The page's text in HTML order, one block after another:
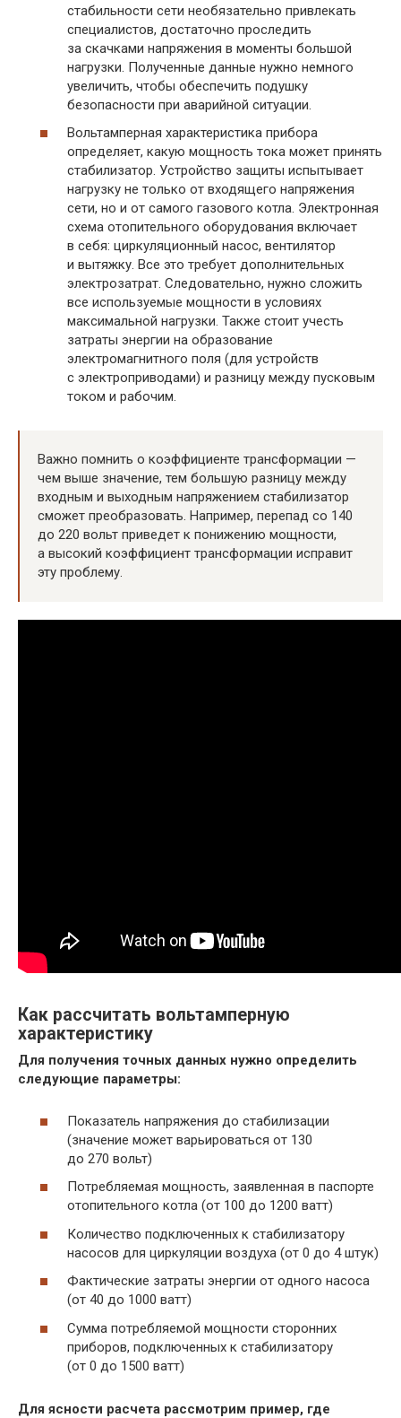
стабильности сети необязательно привлекать
специалистов, достаточно проследить
за скачками напряжения в моменты большой
нагрузки. Полученные данные нужно немного
увеличить, чтобы обеспечить подушку
безопасности при аварийной ситуации.
Вольтамперная характеристика прибора
определяет, какую мощность тока может принять
стабилизатор. Устройство защиты испытывает
нагрузку не только от входящего напряжения
сети, но и от самого газового котла. Электронная
схема отопительного оборудования включает
в себя: циркуляционный насос, вентилятор
и вытяжку. Все это требует дополнительных
электрозатрат. Следовательно, нужно сложить
все используемые мощности в условиях
максимальной нагрузки. Также стоит учесть
затраты энергии на образование
электромагнитного поля (для устройств
с электроприводами) и разницу между пусковым
током и рабочим.
Важно помнить о коэффициенте трансформации —
чем выше значение, тем большую разницу между
входным и выходным напряжением стабилизатор
сможет преобразовать. Например, перепад со 140
до 220 вольт приведет к понижению мощности,
а высокий коэффициент трансформации исправит
эту проблему.
Как рассчитать вольтамперную
характеристику
Для получения точных данных нужно определить
следующие параметры:
Показатель напряжения до стабилизации
(значение может варьироваться от 130
до 270 вольт)
Потребляемая мощность, заявленная в паспорте
отопительного котла (от 100 до 1200 ватт)
Количество подключенных к стабилизатору
насосов для циркуляции воздуха (от 0 до 4 штук)
Фактические затраты энергии от одного насоса
(от 40 до 1000 ватт)
Сумма потребляемой мощности сторонних
приборов, подключенных к стабилизатору
(от 0 до 1500 ватт)
Для ясности расчета рассмотрим пример, где